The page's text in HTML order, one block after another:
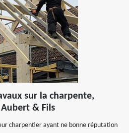
sur la charpente,
& Fils
charpentier ayant ne bonne réputation